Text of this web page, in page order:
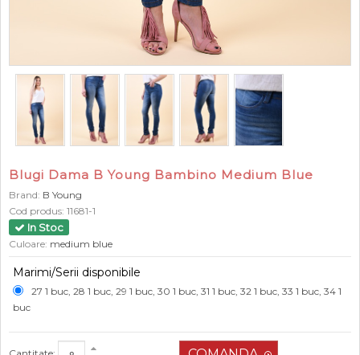
Blugi Dama B Young Bambino Medium Blue
Brand: B Young
Cod produs: 11681-1
In Stoc
Culoare: medium blue
Marimi/Serii disponibile
27 1 buc, 28 1 buc, 29 1 buc, 30 1 buc, 31 1 buc, 32 1 buc, 33 1 buc, 34 1
buc